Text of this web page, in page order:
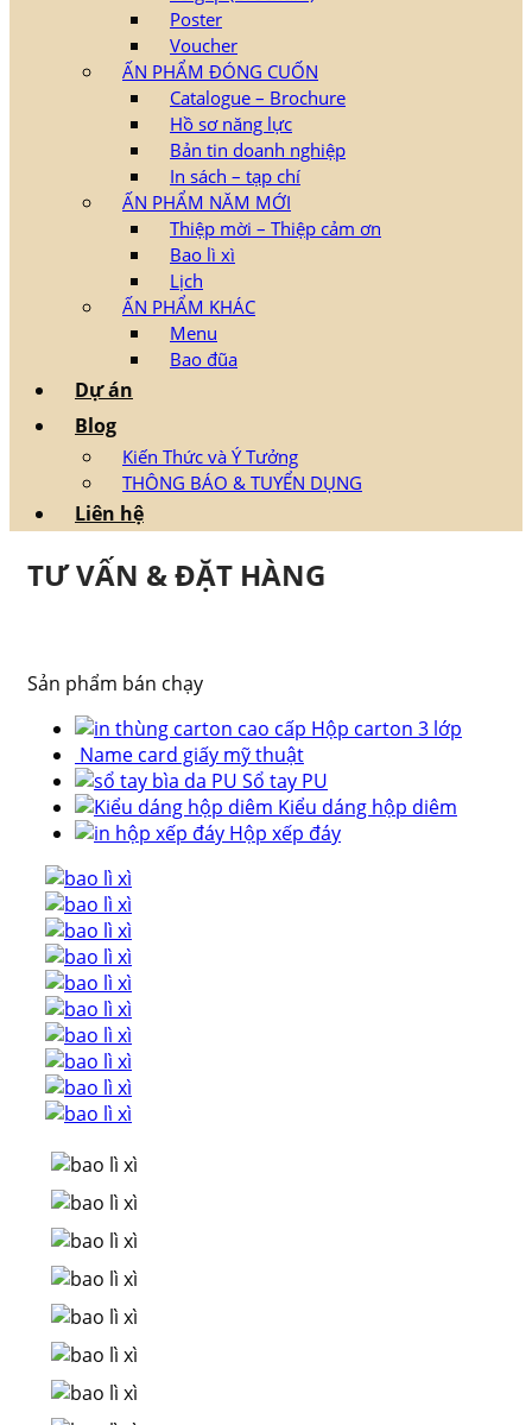
Poster
Voucher
ẤN PHẨM ĐÓNG CUỐN
Catalogue – Brochure
Hồ sơ năng lực
Bản tin doanh nghiệp
In sách – tạp chí
ẤN PHẨM NĂM MỚI
Thiệp mời – Thiệp cảm ơn
Bao lì xì
Lịch
ẤN PHẨM KHÁC
Menu
Bao đũa
Dự án
Blog
Kiến Thức và Ý Tưởng
THÔNG BÁO & TUYỂN DỤNG
Liên hệ
TƯ VẤN & ĐẶT HÀNG
Sản phẩm bán chạy
Hộp carton 3 lớp
Name card giấy mỹ thuật
Sổ tay PU
Kiểu dáng hộp diêm
Hộp xếp đáy